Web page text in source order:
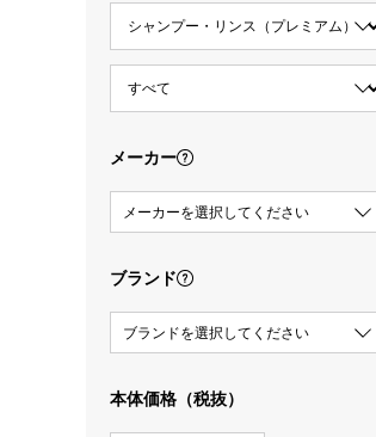
メーカー
メーカーを選択してください
ブランド
ブランドを選択してください
本体価格（税抜）